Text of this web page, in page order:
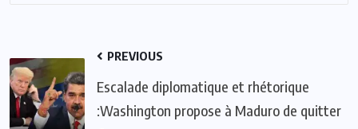
PREVIOUS
Escalade diplomatique et rhétorique
:Washington propose à Maduro de quitter